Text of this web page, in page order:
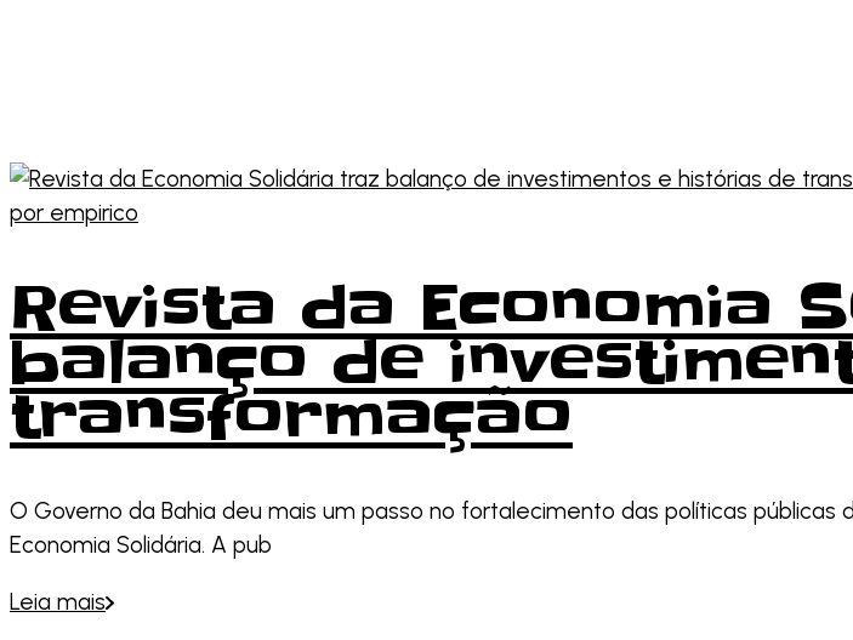
por empirico
Revista da Economia
balanço de
transformação
O Governo da Bahia deu mais um passo no fortalecimento das políticas
Economia Solidária. A pub
Leia mais